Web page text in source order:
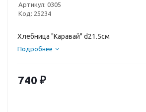
Артикул: 0305
Код: 25234
Хлебница "Каравай" d21.5см
Подробнее
740 ₽